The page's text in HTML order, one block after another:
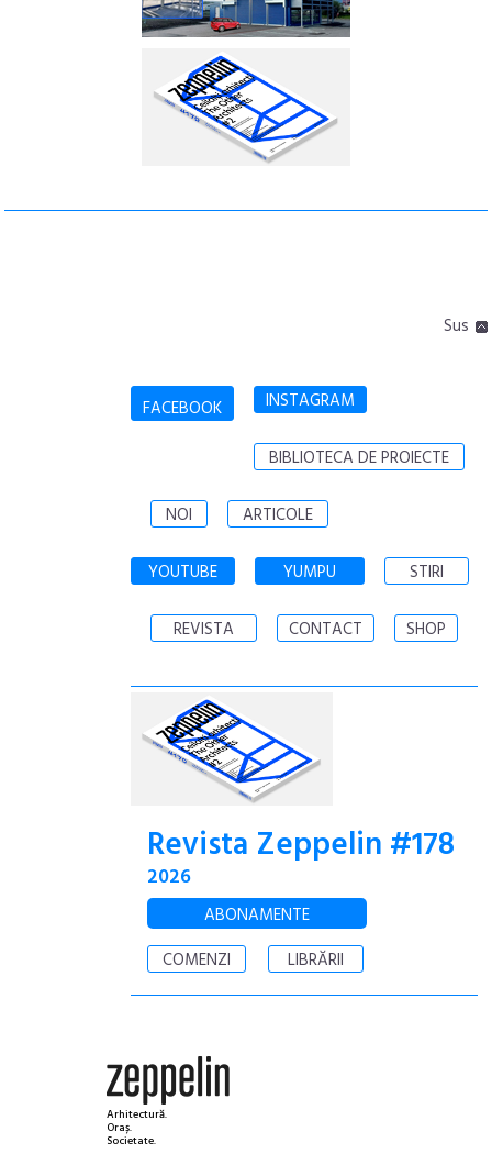
Sus
FACEBOOK INSTAGRAM
BIBLIOTECA DE PROIECTE
NOI ARTICOLE
YOUTUBE YUMPU STIRI
REVISTA CONTACT SHOP
Revista Zeppelin #178
2026
ABONAMENTE
COMENZI
LIBRĂRII
Arhitectură.
Oraș.
Societate.